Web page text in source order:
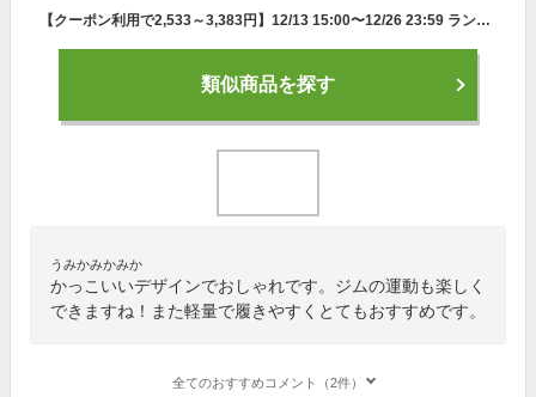
【クーポン利用で2,533～3,383円】12/13 15:00〜12/26 23:59 ランニングシューズ | スニーカー メンズ シューズ レディース ジュニア 運動靴 スポーツ ランニング ウォーキングシューズ トレーニング シューズ ジム 軽量 軽い 靴 23cm〜28cm カジュアル おしゃれ
類似商品を探す
うみかみかみか
かっこいいデザインでおしゃれです。ジムの運動も楽しく
できますね！また軽量で履きやすくとてもおすすめです。
全てのおすすめコメント（2件）